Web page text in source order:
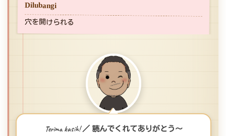
Dilubangi
穴を開けられる
Terima kasih! ／ 読んでくれてありがとう〜